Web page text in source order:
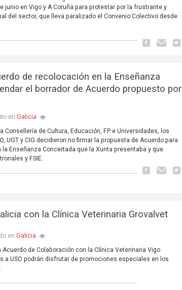
junio en Vigo y A Coruña para protestar por la frustrante y
del sector, que lleva paralizado el Convenio Colectivo desde
de recolocación en la Enseñanza
el borrador de Acuerdo propuesto por
enGalicia
Consellería de Cultura, Educación, FP e Universidades, los
UGT y CIG decidieron no firmar la propuesta de Acuerdo para
Enseñanza Concertada que la Xunta presentaba y que
y FSIE.
con la Clínica Veterinaria Grovalvet
enGalicia
Acuerdo de Colaboración con la Clínica Veterinaria Vigo
a USO podrán disfrutar de promociones especiales en los